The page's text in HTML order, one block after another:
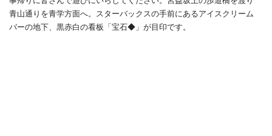
青山通りを青学方面へ。スターバックスの手前にあるアイスクリーム
バーの地下、黒赤白の看板「宝石◆」が目印です。